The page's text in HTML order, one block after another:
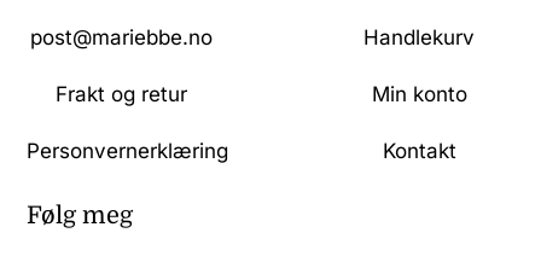
post@mariebbe.no
Frakt og retur
Personvernerklæring
Handlekurv
Min konto
Kontakt
Følg meg